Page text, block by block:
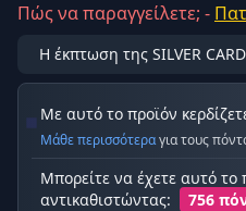
Πώς να παραγγείλετε; -
Η έκπτωση της SILVER
Με αυτό το προϊόν
Μάθε περισσότεραγια τους
Μπορείτε να έχετε αυτό το
αντικαθιστώντας:
756